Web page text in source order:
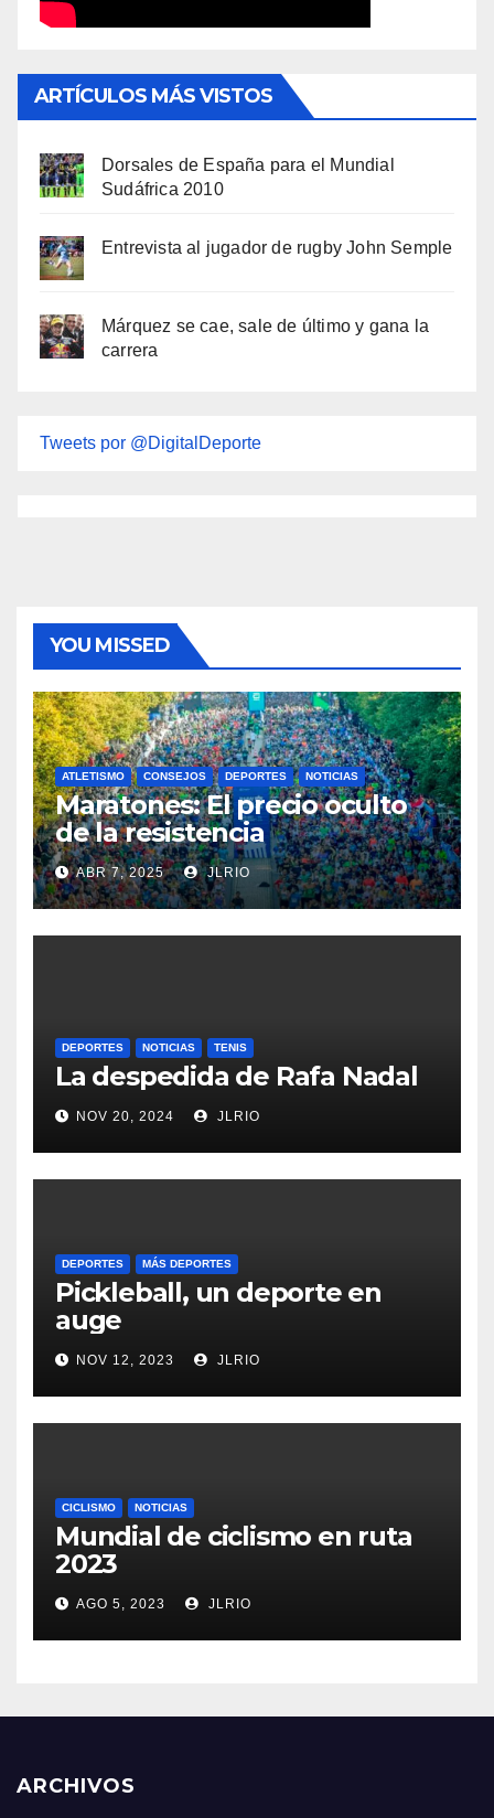
ARTÍCULOS MÁS VISTOS
Dorsales de España para el Mundial
Sudáfrica 2010
Entrevista al jugador de rugby John Semple
Márquez se cae, sale de último y gana la
carrera
Tweets por @DigitalDeporte
YOU MISSED
ATLETISMO CONSEJOS DEPORTES NOTICIAS
Maratones: El precio oculto
de la resistencia
ABR 7, 2025 JLRIO
DEPORTES NOTICIAS TENIS
La despedida de Rafa Nadal
NOV 20, 2024 JLRIO
DEPORTES MÁS DEPORTES
Pickleball, un deporte en
auge
NOV 12, 2023 JLRIO
CICLISMO NOTICIAS
Mundial de ciclismo en ruta
2023
AGO 5, 2023 JLRIO
ARCHIVOS